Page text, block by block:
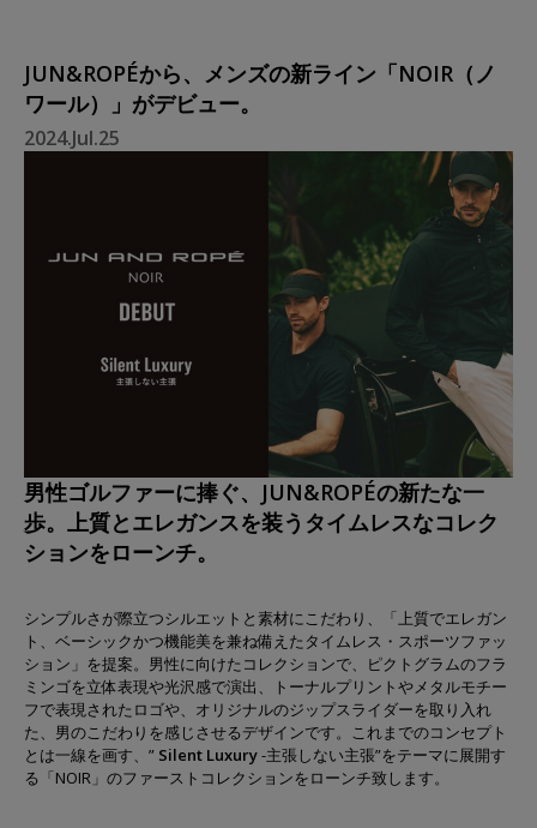
JUN&ROPÉから、メンズの新ライン「NOIR（ノ
ワール）」がデビュー。
2024.Jul.25
男性ゴルファーに捧ぐ、JUN&ROPÉの新たな一
歩。上質とエレガンスを装うタイムレスなコレク
ションをローンチ。
シンプルさが際立つシルエットと素材にこだわり、「上質でエレガン
ト、ベーシックかつ機能美を兼ね備えたタイムレス・スポーツファッ
ション」を提案。男性に向けたコレクションで、ピクトグラムのフラ
ミンゴを立体表現や光沢感で演出、トーナルプリントやメタルモチー
フで表現されたロゴや、オリジナルのジップスライダーを取り入れ
た、男のこだわりを感じさせるデザインです。これまでのコンセプト
とは一線を画す、” Silent Luxury-主張しない主張”をテーマに展開す
る「NOIR」のファーストコレクションをローンチ致します。